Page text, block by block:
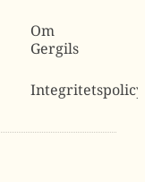
Om
Gergils
Integritetspolicy